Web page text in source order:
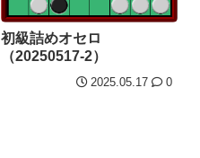
初級詰めオセロ
（20250517-2）
2025.05.17 0